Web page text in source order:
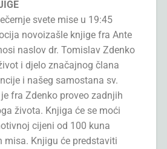
svete mise u 19:45
novoizašle knjige fra Ante
naslov dr. Tomislav Zdenko
i djelo značajnog člana
i našeg samostana sv.
fra Zdenko proveo zadnjih
života. Knjiga će se moći
cijeni od 100 kuna
misa. Knjigu će predstaviti